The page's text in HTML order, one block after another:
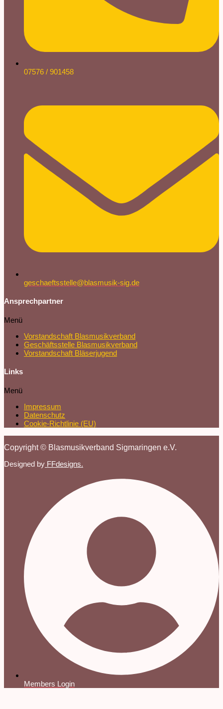
07576 / 901458
geschaeftsstelle@blasmusik-sig.de
Ansprechpartner
Menü
Vorstandschaft Blasmusikverband
Geschäftsstelle Blasmusikverband
Vorstandschaft Bläserjugend
Links
Menü
Impressum
Datenschutz
Cookie-Richtlinie (EU)
Copyright © Blasmusikverband Sigmaringen e.V.
Designed by FFdesigns.
Members Login